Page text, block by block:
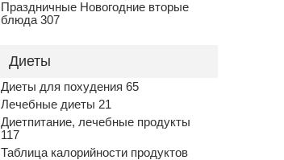
Праздничные Новогодние вторые
блюда 307
Диеты
Диеты для похудения 65
Лечебные диеты 21
Диетпитание, лечебные продукты
117
Таблица калорийности продуктов